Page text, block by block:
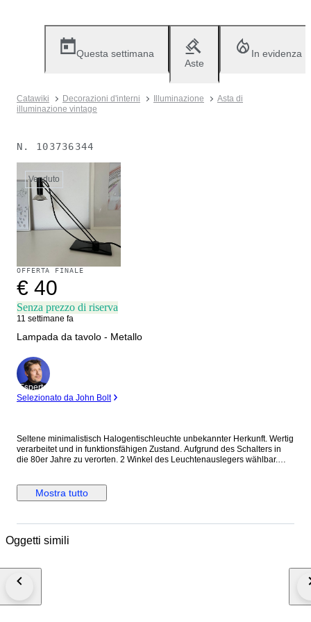
Questa settimana
Aste
In evidenza
Catawiki Decorazioni d'interni Illuminazione
Asta di
illuminazione vintage
N. 103736344
Venduto
OFFERTA FINALE
€ 40
Senza prezzo di riserva
11 settimane fa
Lampada da tavolo - Metallo
Esperto
Selezionato da John Bolt
Seltene minimalistisch Halogentischleuchte unbekannter Herkunft. Wertig
verarbeitet und in funktionsfähigen Zustand. Aufgrund des Schalters in
die 80er Jahre zu verorten. 2 Winkel des Leuchtenauslegers wählbar.
Mostra tutto
Oggetti simili